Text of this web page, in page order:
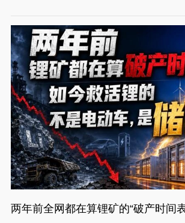
两年前全网都在算锂矿的“破产时间